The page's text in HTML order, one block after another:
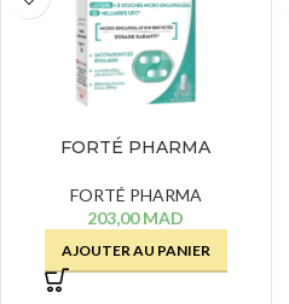
FORTÉ PHARMA
GÉLULES
FORTÉ PHARMA
203,00MAD
AJOUTER AU PANIER